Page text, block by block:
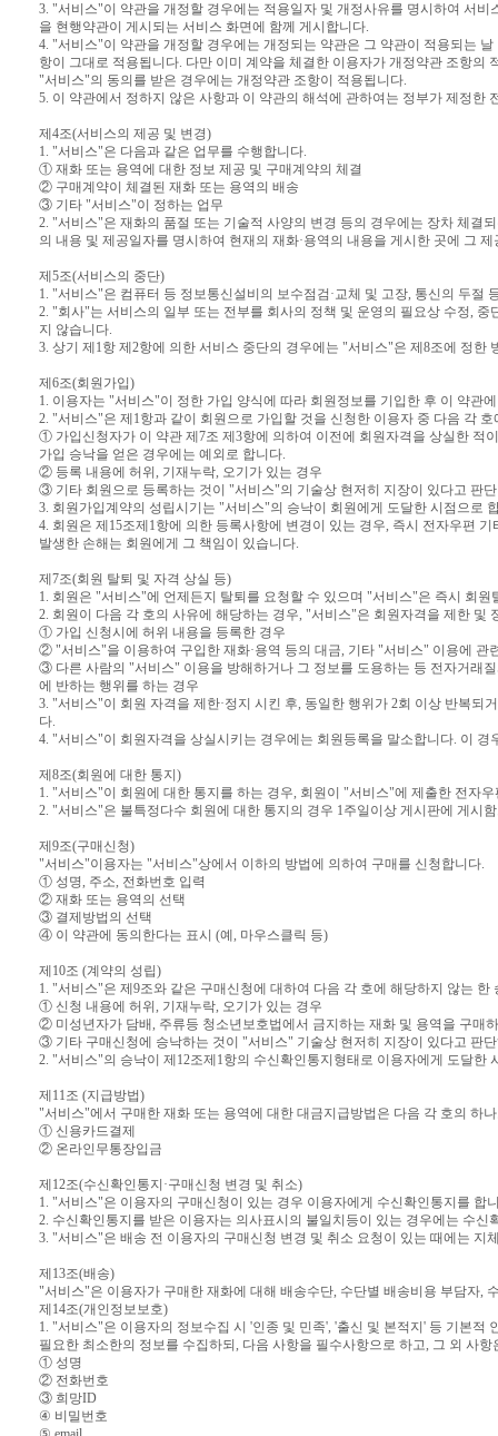
3. "서비스"이 약관을 개정할 경우에는 적용일자 및 개정사유를 명시하여 서
을 현행약관이 게시되는 서비스 화면에 함께 게시합니다.
4. "서비스"이 약관을 개정할 경우에는 개정되는 약관은 그 약관이 적용되는
항이 그대로 적용됩니다. 다만 이미 계약을 체결한 이용자가 개정약관 조항
"서비스"의 동의를 받은 경우에는 개정약관 조항이 적용됩니다.
5. 이 약관에서 정하지 않은 사항과 이 약관의 해석에 관하여는 정부가 제정한
제4조(서비스의 제공 및 변경)
1. "서비스"은 다음과 같은 업무를 수행합니다.
① 재화 또는 용역에 대한 정보 제공 및 구매계약의 체결
② 구매계약이 체결된 재화 또는 용역의 배송
③ 기타 "서비스"이 정하는 업무
2. "서비스"은 재화의 품절 또는 기술적 사양의 변경 등의 경우에는 장차 체결
의 내용 및 제공일자를 명시하여 현재의 재화·용역의 내용을 게시한 곳에 그
제5조(서비스의 중단)
1. "서비스"은 컴퓨터 등 정보통신설비의 보수점검·교체 및 고장, 통신의 두
2. "회사"는 서비스의 일부 또는 전부를 회사의 정책 및 운영의 필요상 수정,
지 않습니다.
3. 상기 제1항 제2항에 의한 서비스 중단의 경우에는 "서비스"은 제8조에 정한
제6조(회원가입)
1. 이용자는 "서비스"이 정한 가입 양식에 따라 회원정보를 기입한 후 이 약관
2. "서비스"은 제1항과 같이 회원으로 가입할 것을 신청한 이용자 중 다음 각
① 가입신청자가 이 약관 제7조 제3항에 의하여 이전에 회원자격을 상실한 적
가입 승낙을 얻은 경우에는 예외로 합니다.
② 등록 내용에 허위, 기재누락, 오기가 있는 경우
③ 기타 회원으로 등록하는 것이 "서비스"의 기술상 현저히 지장이 있다고 판
3. 회원가입계약의 성립시기는 "서비스"의 승낙이 회원에게 도달한 시점으로
4. 회원은 제15조제1항에 의한 등록사항에 변경이 있는 경우, 즉시 전자우편
발생한 손해는 회원에게 그 책임이 있습니다.
제7조(회원 탈퇴 및 자격 상실 등)
1. 회원은 "서비스"에 언제든지 탈퇴를 요청할 수 있으며 "서비스"은 즉시 회원
2. 회원이 다음 각 호의 사유에 해당하는 경우, "서비스"은 회원자격을 제한 및
① 가입 신청시에 허위 내용을 등록한 경우
② "서비스"을 이용하여 구입한 재화·용역 등의 대금, 기타 "서비스" 이용에 관
③ 다른 사람의 "서비스" 이용을 방해하거나 그 정보를 도용하는 등 전자거래
에 반하는 행위를 하는 경우
3. "서비스"이 회원 자격을 제한·정지 시킨 후, 동일한 행위가 2회 이상 반복
다.
4. "서비스"이 회원자격을 상실시키는 경우에는 회원등록을 말소합니다. 이
제8조(회원에 대한 통지)
1. "서비스"이 회원에 대한 통지를 하는 경우, 회원이 "서비스"에 제출한 전자
2. "서비스"은 불특정다수 회원에 대한 통지의 경우 1주일이상 게시판에 게시
제9조(구매신청)
"서비스"이용자는 "서비스"상에서 이하의 방법에 의하여 구매를 신청합니다.
① 성명, 주소, 전화번호 입력
② 재화 또는 용역의 선택
③ 결제방법의 선택
④ 이 약관에 동의한다는 표시 (예, 마우스클릭 등)
제10조 (계약의 성립)
1. "서비스"은 제9조와 같은 구매신청에 대하여 다음 각 호에 해당하지 않는 한
① 신청 내용에 허위, 기재누락, 오기가 있는 경우
② 미성년자가 담배, 주류등 청소년보호법에서 금지하는 재화 및 용역을 구매
③ 기타 구매신청에 승낙하는 것이 "서비스" 기술상 현저히 지장이 있다고 판
2. "서비스"의 승낙이 제12조제1항의 수신확인통지형태로 이용자에게 도달한
제11조 (지급방법)
"서비스"에서 구매한 재화 또는 용역에 대한 대금지급방법은 다음 각 호의 하
① 신용카드결제
② 온라인무통장입금
제12조(수신확인통지·구매신청 변경 및 취소)
1. "서비스"은 이용자의 구매신청이 있는 경우 이용자에게 수신확인통지를 합
2. 수신확인통지를 받은 이용자는 의사표시의 불일치등이 있는 경우에는 수
3. "서비스"은 배송 전 이용자의 구매신청 변경 및 취소 요청이 있는 때에는 지
제13조(배송)
"서비스"은 이용자가 구매한 재화에 대해 배송수단, 수단별 배송비용 부담자,
제14조(개인정보보호)
1. "서비스"은 이용자의 정보수집 시 '인종 및 민족', '출신 및 본적지' 등 기본
필요한 최소한의 정보를 수집하되, 다음 사항을 필수사항으로 하고, 그 외 사
① 성명
② 전화번호
③ 희망ID
④ 비밀번호